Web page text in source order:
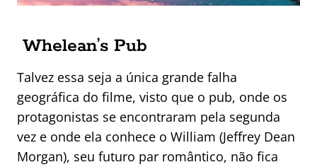
Whelean’s Pub
Talvez essa seja a única grande falha
geográfica do filme, visto que o pub, onde os
protagonistas se encontraram pela segunda
vez e onde ela conhece o William (Jeffrey Dean
Morgan), seu futuro par romântico, não fica